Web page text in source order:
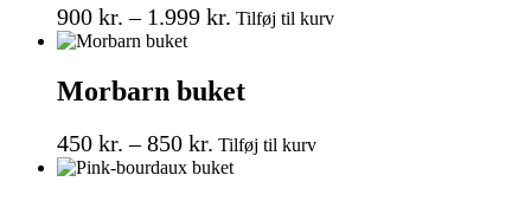
kan
vælges
900 kr. – 1.999 kr. Prisinterval:
1.999 kr.
Tilføj til kurvDette
Morbarn buket
450 kr. – 850 kr. Prisinterval:
450 kr.
Tilføj til kurvDette